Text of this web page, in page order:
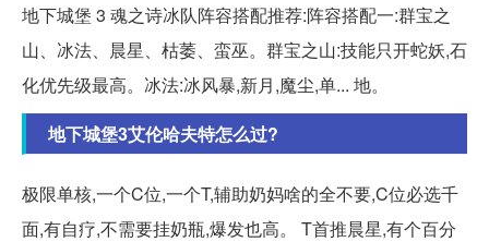
地下城堡 3 魂之诗冰队阵容搭配推荐:阵容搭配一:群宝之
山、冰法、晨星、枯萎、蛮巫。群宝之山:技能只开蛇妖,石
化优先级最高。冰法:冰风暴,新月,魔尘,单... 地。
地下城堡3艾伦哈夫特怎么过?
极限单核,一个C位,一个T,辅助奶妈啥的全不要,C位必选千
面,有自疗,不需要挂奶瓶,爆发也高。 T首推晨星,有个百分